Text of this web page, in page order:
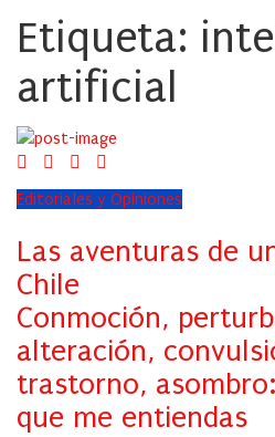
Etiqueta:
artificial
Editoriales y Opiniones
Las aventuras de
Chile
Conmoción,
alteración,
trastorno,
que me entiendas